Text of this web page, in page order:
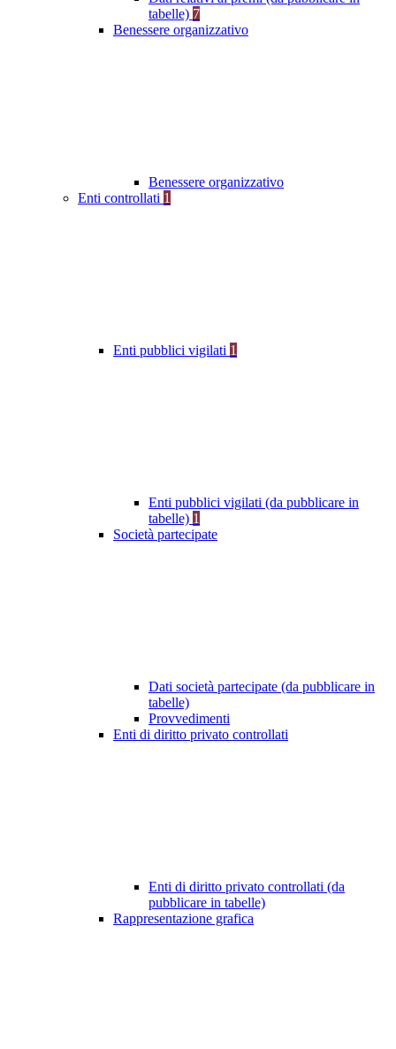
tabelle) 7
Benessere organizzativo
Benessere organizzativo
Enti controllati 1
Enti pubblici vigilati 1
Enti pubblici vigilati (da pubblicare in
tabelle) 1
Società partecipate
Dati società partecipate (da pubblicare in
tabelle)
Provvedimenti
Enti di diritto privato controllati
Enti di diritto privato controllati (da
pubblicare in tabelle)
Rappresentazione grafica